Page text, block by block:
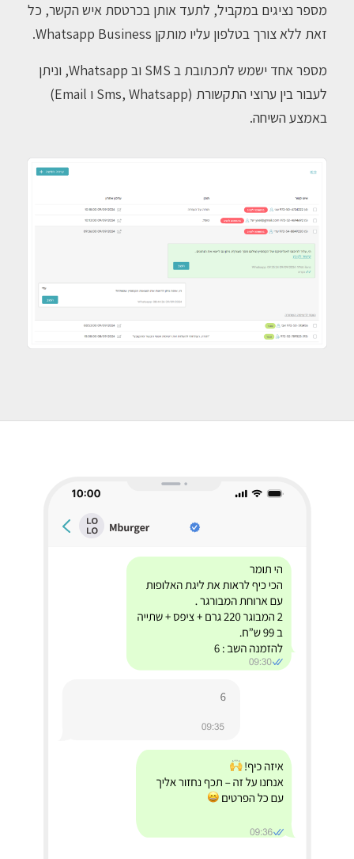
מספר נציגים במקביל, לתעד אותן בכרטסת איש הקשר, כל
זאת ללא צורך בטלפון עליו מותקן Whatsapp Business.
מספר אחד ישמש לתכתובת ב SMS וב Whatsapp, וניתן
לעבור בין ערוצי התקשורת (Sms, Whatsapp ו Email)
באמצע השיחה.